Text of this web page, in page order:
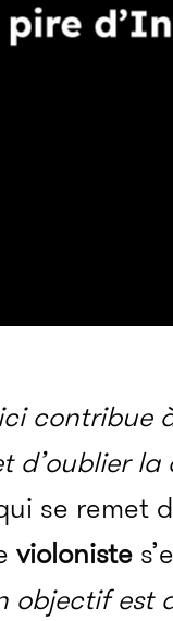
contribue
d’oublier la
se remet
violoniste
objectif est